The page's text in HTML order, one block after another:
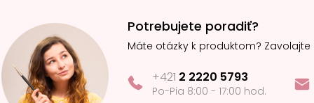
Potrebujete poradiť?
Máte otázky k produktom? Zavolajte
+421 2 2220 5793
Po-Pia 8:00 - 17:00 hod.